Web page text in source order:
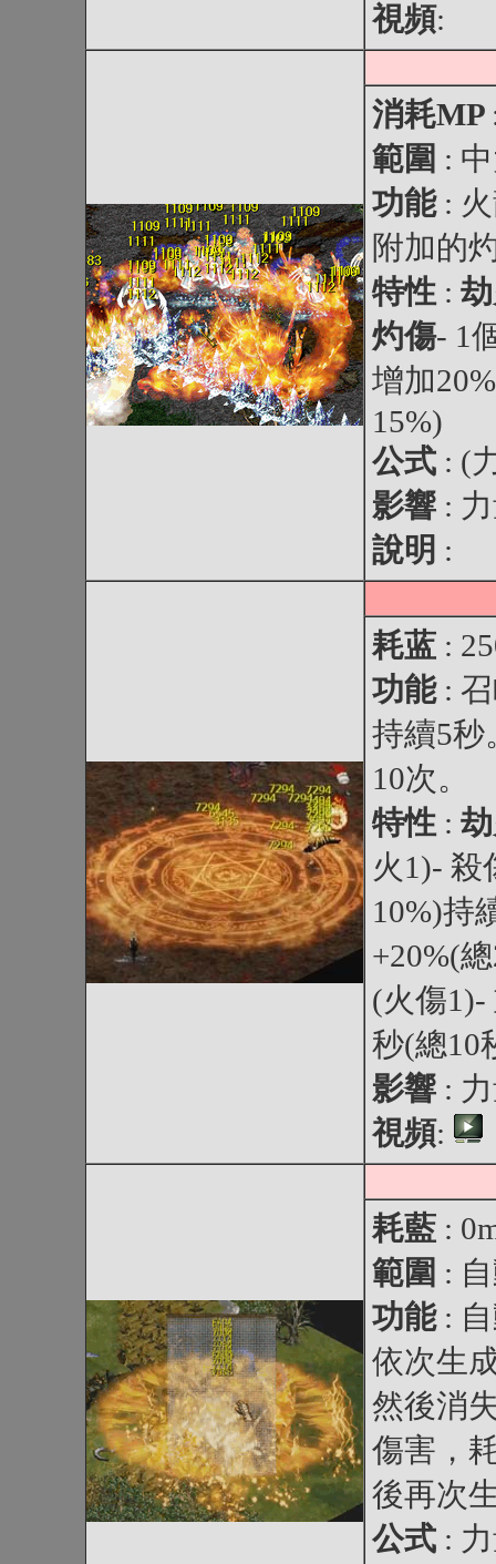
視頻:
消耗MP
範圍 :
功能 :
附加的
特性 :
灼傷- 1
增加
15%)
公式 : (
影響 :
說明 :
耗蓝 :
功能 :
持續5秒
10次。
特性 :
火1)- 殺
10%)持
+20%(
(火傷1)-
秒(總10
影響 :
視頻:
耗藍 :
範圍 :
功能 :
依次生
然後消
傷害，
後再次
公式 :